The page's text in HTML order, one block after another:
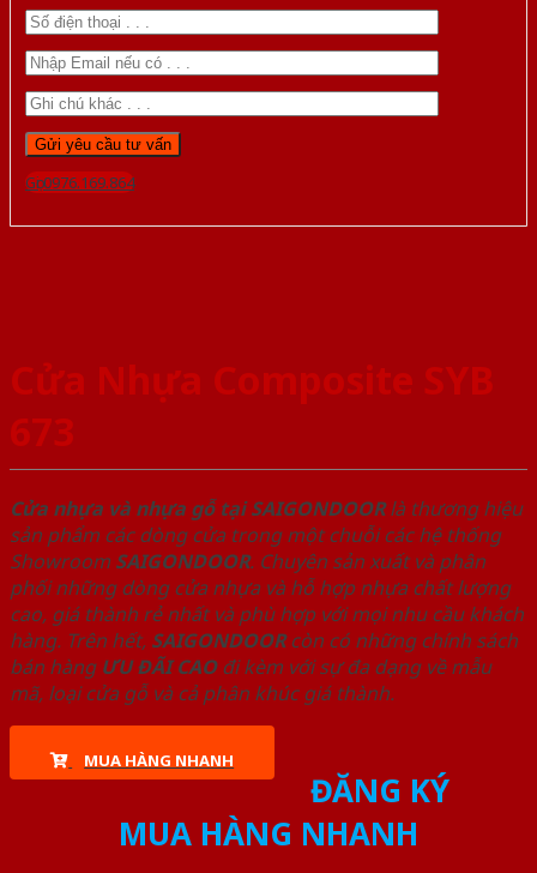
Gọi 0976.169.864
Cửa Nhựa Composite SYB
673
Cửa nhựa và nhựa gỗ tại SAIGONDOORlà thương hiệu
sản phẩm các dòng cửa trong một chuỗi các hệ thống
Showroom SAIGONDOOR. Chuyên sản xuất và phân
phối những dòng cửa nhựa và hỗ hợp nhựa chất lượng
cao, giá thành rẻ nhất và phù hợp với mọi nhu cầu khách
hàng. Trên hết, SAIGONDOORcòn có những chính sách
bán hàng ƯU ĐÃI CAOđi kèm với sự đa dạng về mẫu
mã, loại cửa gỗ và cả phân khúc giá thành.
MUA HÀNG NHANH
ĐĂNG KÝ
MUA HÀNG NHANH